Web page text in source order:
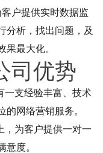
户提供实时数据监
分析，找出问题，及
果最大化。
司优势
一支经验丰富、技术
网络营销服务。
，为客户提供一对一
意度。